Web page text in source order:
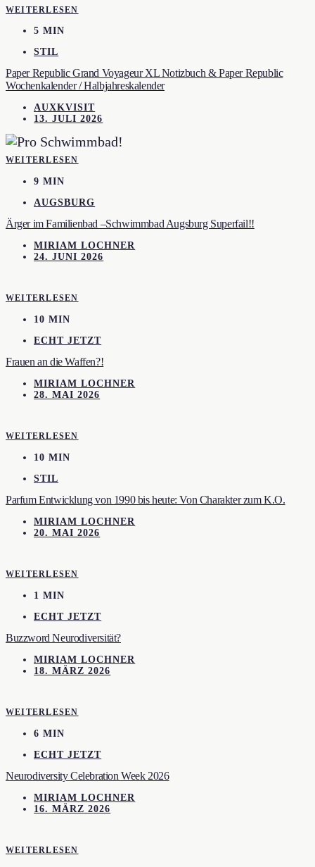
WEITERLESEN
5 MIN
STIL
Paper Republic Grand Voyageur XL Notizbuch & Paper Republic
Wochenkalender / Halbjahreskalender
AUXKVISIT
13. JULI 2026
WEITERLESEN
9 MIN
AUGSBURG
Ärger im Familienbad –Schwimmbad Augsburg Superfail!!
MIRIAM LOCHNER
24. JUNI 2026
WEITERLESEN
10 MIN
ECHT JETZT
Frauen an die Waffen?!
MIRIAM LOCHNER
28. MAI 2026
WEITERLESEN
10 MIN
STIL
Parfum Entwicklung von 1990 bis heute: Von Charakter zum K.O.
MIRIAM LOCHNER
20. MAI 2026
WEITERLESEN
1 MIN
ECHT JETZT
Buzzword Neurodiversität?
MIRIAM LOCHNER
18. MÄRZ 2026
WEITERLESEN
6 MIN
ECHT JETZT
Neurodiversity Celebration Week 2026
MIRIAM LOCHNER
16. MÄRZ 2026
WEITERLESEN